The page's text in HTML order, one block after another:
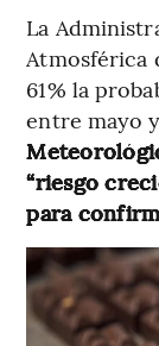
La
Atmosférica
61% la
entre mayo
“riesgo
para